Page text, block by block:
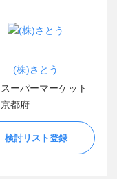
(株)さとう
スーパーマーケット
京都府
検討リスト登録